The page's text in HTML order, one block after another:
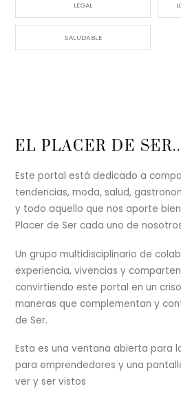
LEGAL
SALUDABLE
Back
Top
EL PLACER DE
Este portal está dedicado a
tendencias, moda, salud,
y todo aquello que nos aporte
Placer de Ser cada uno de
Un grupo multidisciplinario de
experiencia, vivencias y
convirtiendo este portal en un
maneras que complementan y
de Ser.
Esta es una ventana abierta para
para emprendedores y una
ver y ser vistos